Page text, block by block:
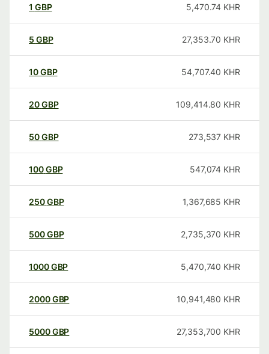
1 GBP 5,470.74 KHR
5 GBP 27,353.70 KHR
10GBP 54,707.40 KHR
20GBP 109,414.80 KHR
50GBP 273,537 KHR
100GBP 547,074 KHR
250GBP 1,367,685 KHR
500GBP 2,735,370 KHR
1000GBP 5,470,740 KHR
2000GBP 10,941,480 KHR
5000GBP 27,353,700 KHR